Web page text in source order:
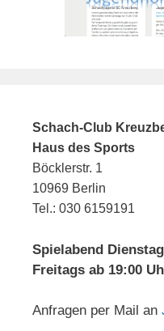
Schach-Club
Haus des Sports
Böcklerstr. 1
10969 Berlin
Tel.: 030 6159191
Spielabend
Freitags ab 19:00
Anfragen per Mail an